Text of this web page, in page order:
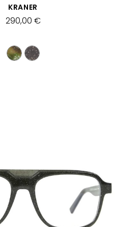
VISTA RÁPIDA
KRANER
290,00 €